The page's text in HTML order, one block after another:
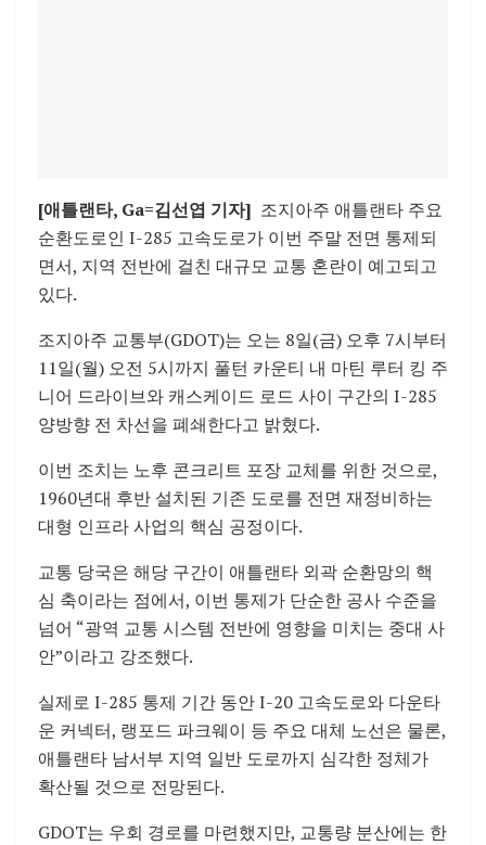
[애틀랜타, Ga=김선엽 기자] 조지아주 애틀랜타 주요
순환도로인 I-285 고속도로가 이번 주말 전면 통제되
면서, 지역 전반에 걸친 대규모 교통 혼란이 예고되고
있다.
조지아주 교통부(GDOT)는 오는 8일(금) 오후 7시부터
11일(월) 오전 5시까지 풀턴 카운티 내 마틴 루터 킹 주
니어 드라이브와 캐스케이드 로드 사이 구간의 I-285
양방향 전 차선을 폐쇄한다고 밝혔다.
이번 조치는 노후 콘크리트 포장 교체를 위한 것으로,
1960년대 후반 설치된 기존 도로를 전면 재정비하는
대형 인프라 사업의 핵심 공정이다.
교통 당국은 해당 구간이 애틀랜타 외곽 순환망의 핵
심 축이라는 점에서, 이번 통제가 단순한 공사 수준을
넘어 “광역 교통 시스템 전반에 영향을 미치는 중대 사
안”이라고 강조했다.
실제로 I-285 통제 기간 동안I-20 고속도로와 다운타
운 커넥터, 랭포드 파크웨이 등 주요 대체 노선은 물론,
애틀랜타 남서부 지역 일반 도로까지 심각한 정체가
확산될 것으로 전망된다.
GDOT는 우회 경로를 마련했지만, 교통량 분산에는 한